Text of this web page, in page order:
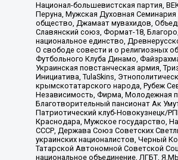
Национал-большевистская партия,
Перуна, Мужская Духовная
общество, Джамаат мувахидов,
Славянский союз, Формат-18,
национальное единство,
О свободе совести и о религиозных
Футбольного Клуба Динамо,
Украинская повстанческая армия,
Инициатива, TulaSkins,
крымскотатарского народа, Рубеж
Независимость, Фирма, Молодежная
Благотворительный пансионат Ак
Патриотический клуб-Новокузнецк/
Краснодара, Мужское государство,
СССР, Держава Союз Советских
украинских националистов, Черный
Татарской Автономной Советской
национальное объединение, ЛГБТ,